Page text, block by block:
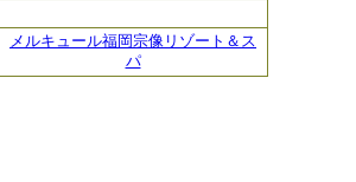
メルキュール福岡宗像リゾート＆ス
パ